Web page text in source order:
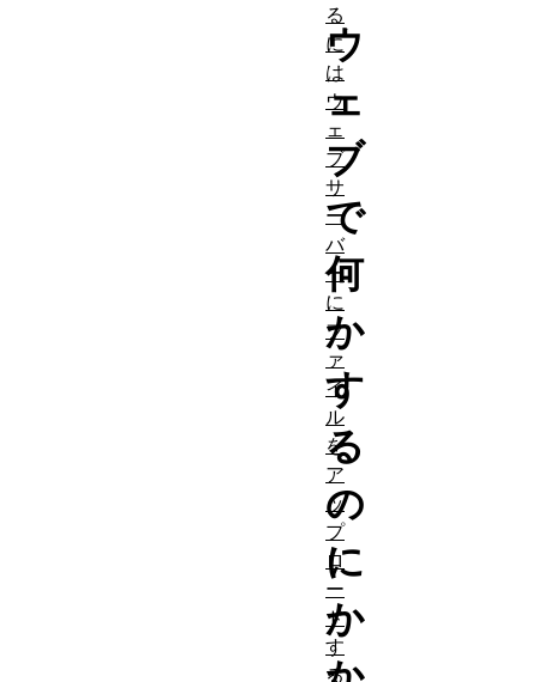
ウ
ェ
ブ
で
何
か
す
る
の
に
か
る
に
は
ウ
ェ
ブ
サ
ー
バ
ー
に
フ
ァ
イ
ル
を
ア
ッ
プ
ロ
ー
ド
す
る